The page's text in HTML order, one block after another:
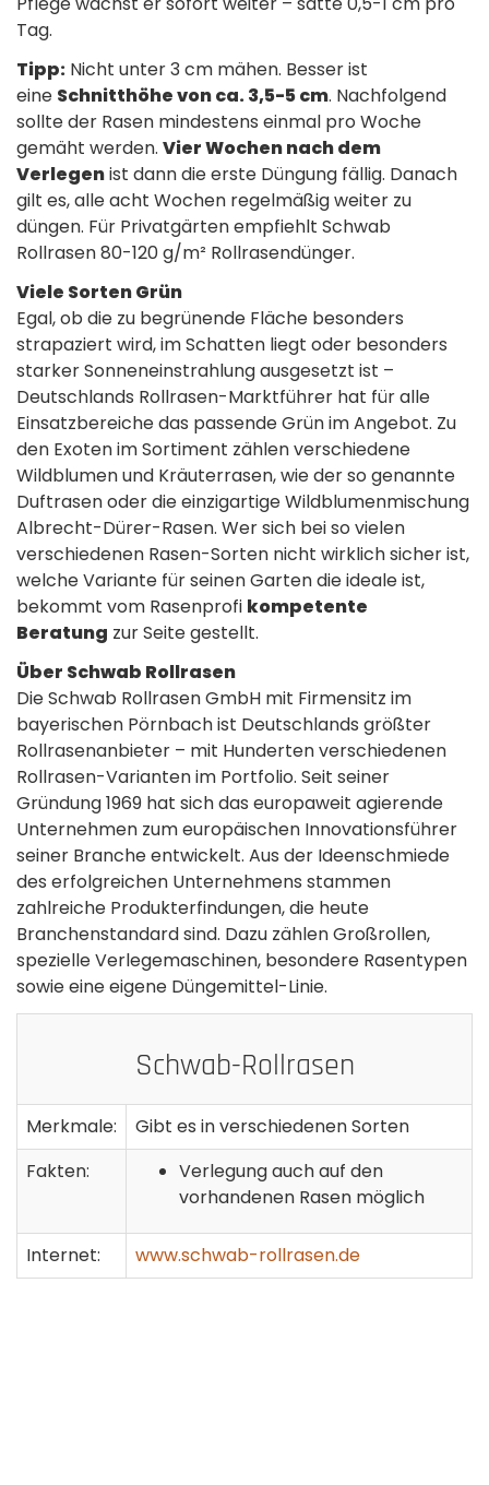
Tag.
Tipp: Nicht unter 3 cm mähen. Besser ist
eine Schnitthöhe von ca. 3,5-5 cm. Nachfolgend
sollte der Rasen mindestens einmal pro Woche
gemäht werden. Vier Wochen nach dem
Verlegenist dann die erste Düngung fällig. Danach
gilt es, alle acht Wochen regelmäßig weiter zu
düngen. Für Privatgärten empfiehlt Schwab
Rollrasen 80-120 g/m² Rollrasendünger.
Viele Sorten Grün
Egal, ob die zu begrünende Fläche besonders
strapaziert wird, im Schatten liegt oder besonders
starker Sonneneinstrahlung ausgesetzt ist –
Deutschlands Rollrasen-Marktführer hat für alle
Einsatzbereiche das passende Grün im Angebot. Zu
den Exoten im Sortiment zählen verschiedene
Wildblumen und Kräuterrasen, wie der so genannte
Duftrasen oder die einzigartige Wildblumenmischung
Albrecht-Dürer-Rasen. Wer sich bei so vielen
verschiedenen Rasen-Sorten nicht wirklich sicher ist,
welche Variante für seinen Garten die ideale ist,
bekommt vom Rasenprofi kompetente
Beratung zur Seite gestellt.
Über Schwab Rollrasen
Die Schwab Rollrasen GmbH mit Firmensitz im
bayerischen Pörnbach ist Deutschlands größter
Rollrasenanbieter – mit Hunderten verschiedenen
Rollrasen-Varianten im Portfolio. Seit seiner
Gründung 1969 hat sich das europaweit agierende
Unternehmen zum europäischen Innovationsführer
seiner Branche entwickelt. Aus der Ideenschmiede
des erfolgreichen Unternehmens stammen
zahlreiche Produkterfindungen, die heute
Branchenstandard sind. Dazu zählen Großrollen,
spezielle Verlegemaschinen, besondere Rasentypen
sowie eine eigene Düngemittel-Linie.
Schwab-Rollrasen
Merkmale:
Gibt es in verschiedenen Sorten
Fakten:
Verlegung auch auf den
vorhandenen Rasen möglich
Internet: www.schwab-rollrasen.de